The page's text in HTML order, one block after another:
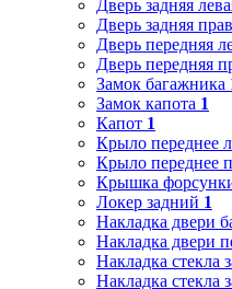
Дверь задняя
Дверь задняя
Дверь передняя
Дверь передняя
Замок багажника
Замок капота 1
Капот 1
Крыло переднее
Крыло переднее
Крышка
Локер задний 1
Накладка двери
Накладка двери
Накладка стекла
Накладка стекла